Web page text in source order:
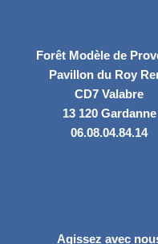
Forêt Modèle de
Pavillon du Roy
CD7 Valabre
13 120 Gardanne
06.08.04.84.14
Agissez avec